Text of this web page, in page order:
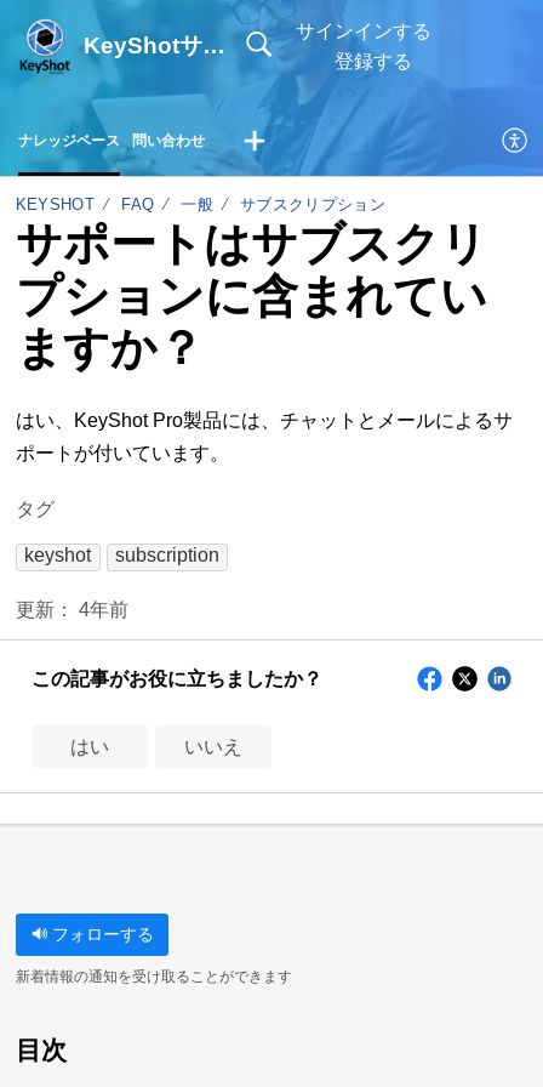
KeyShotサポートサイト
サインインする
登録する
ナレッジベース 問い合わせ
KEYSHOT FAQ 一般 サブスクリプション
サポートはサブスクリ
プションに含まれてい
ますか？
はい、KeyShot Pro製品には、チャットとメールによるサ
ポートが付いています。
タグ
keyshot subscription
更新： 4年前
この記事がお役に立ちましたか？
はい いいえ
フォローする
新着情報の通知を受け取ることができます
目次